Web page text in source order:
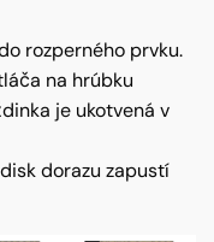
rozperného prvku.
na hrúbku
je ukotvená v
dorazu zapustí